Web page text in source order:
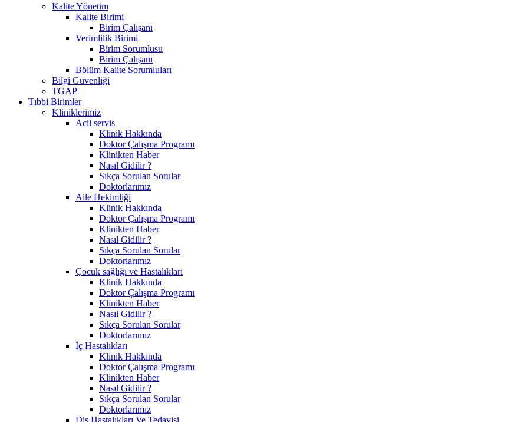
Kalite Yönetim
Kalite Birimi
Birim Çalışanı
Verimlilik Birimi
Birim Sorumlusu
Birim Çalışanı
Bölüm Kalite Sorumluları
Bilgi Güvenliği
TGAP
Tıbbi Birimler
Kliniklerimiz
Acil servis
Klinik Hakkında
Doktor Çalışma Programı
Klinikten Haber
Nasıl Gidilir ?
Sıkça Sorulan Sorular
Doktorlarımız
Aile Hekimliği
Klinik Hakkında
Doktor Çalışma Programı
Klinikten Haber
Nasıl Gidilir ?
Sıkça Sorulan Sorular
Doktorlarımız
Çocuk sağlığı ve Hastalıkları
Klinik Hakkında
Doktor Çalışma Programı
Klinikten Haber
Nasıl Gidilir ?
Sıkça Sorulan Sorular
Doktorlarımız
İç Hastalıkları
Klinik Hakkında
Doktor Çalışma Programı
Klinikten Haber
Nasıl Gidilir ?
Sıkça Sorulan Sorular
Doktorlarımız
Diş Hastalıkları Ve Tedavisi